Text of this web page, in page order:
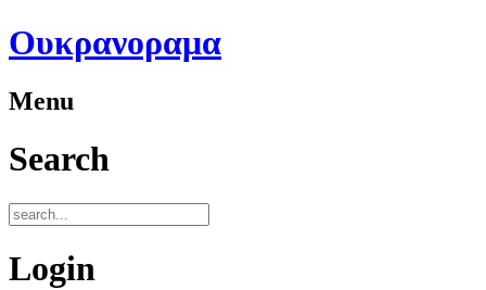
Ουκρανοραμα
Menu
Search
Login